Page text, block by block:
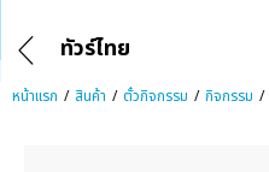
ทัวร์ไทย
หน้าแรก
สินค้า ตั๋วกิจกรรม กิจกรรม